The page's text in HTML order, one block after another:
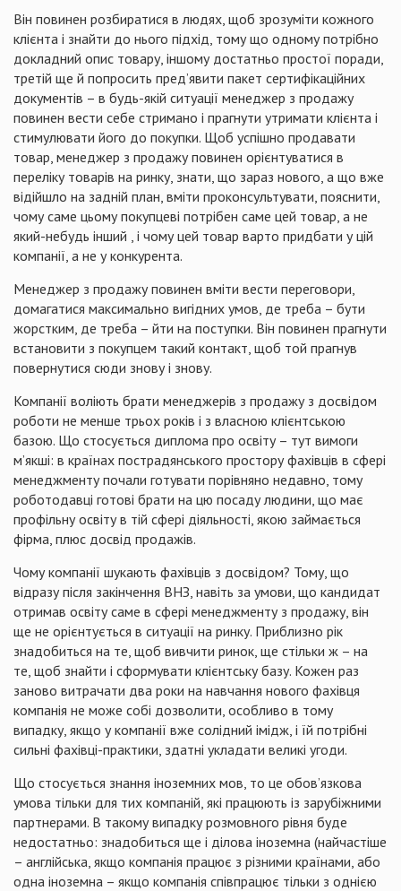
Він повинен розбиратися в людях, щоб зрозуміти кожного
клієнта і знайти до нього підхід, тому що одному потрібно
докладний опис товару, іншому достатньо простої поради,
третій ще й попросить пред’явити пакет сертифікаційних
документів – в будь-якій ситуації менеджер з продажу
повинен вести себе стримано і прагнути утримати клієнта і
стимулювати його до покупки. Щоб успішно продавати
товар, менеджер з продажу повинен орієнтуватися в
переліку товарів на ринку, знати, що зараз нового, а що вже
відійшло на задній план, вміти проконсультувати, пояснити,
чому саме цьому покупцеві потрібен саме цей товар, а не
який-небудь інший , і чому цей товар варто придбати у цій
компанії, а не у конкурента.
Менеджер з продажу повинен вміти вести переговори,
домагатися максимально вигідних умов, де треба – бути
жорстким, де треба – йти на поступки. Він повинен прагнути
встановити з покупцем такий контакт, щоб той прагнув
повернутися сюди знову і знову.
Компанії воліють брати менеджерів з продажу з досвідом
роботи не менше трьох років і з власною клієнтською
базою. Що стосується диплома про освіту – тут вимоги
м’якші: в країнах пострадянського простору фахівців в сфері
менеджменту почали готувати порівняно недавно, тому
роботодавці готові брати на цю посаду людини, що має
профільну освіту в тій сфері діяльності, якою займається
фірма, плюс досвід продажів.
Чому компанії шукають фахівців з досвідом? Тому, що
відразу після закінчення ВНЗ, навіть за умови, що кандидат
отримав освіту саме в сфері менеджменту з продажу, він
ще не орієнтується в ситуації на ринку. Приблизно рік
знадобиться на те, щоб вивчити ринок, ще стільки ж – на
те, щоб знайти і сформувати клієнтську базу. Кожен раз
заново витрачати два роки на навчання нового фахівця
компанія не може собі дозволити, особливо в тому
випадку, якщо у компанії вже солідний імідж, і їй потрібні
сильні фахівці-практики, здатні укладати великі угоди.
Що стосується знання іноземних мов, то це обов’язкова
умова тільки для тих компаній, які працюють із зарубіжними
партнерами. В такому випадку розмовного рівня буде
недостатньо: знадобиться ще і ділова іноземна (найчастіше
– англійська, якщо компанія працює з різними країнами, або
одна іноземна – якщо компанія співпрацює тільки з однією